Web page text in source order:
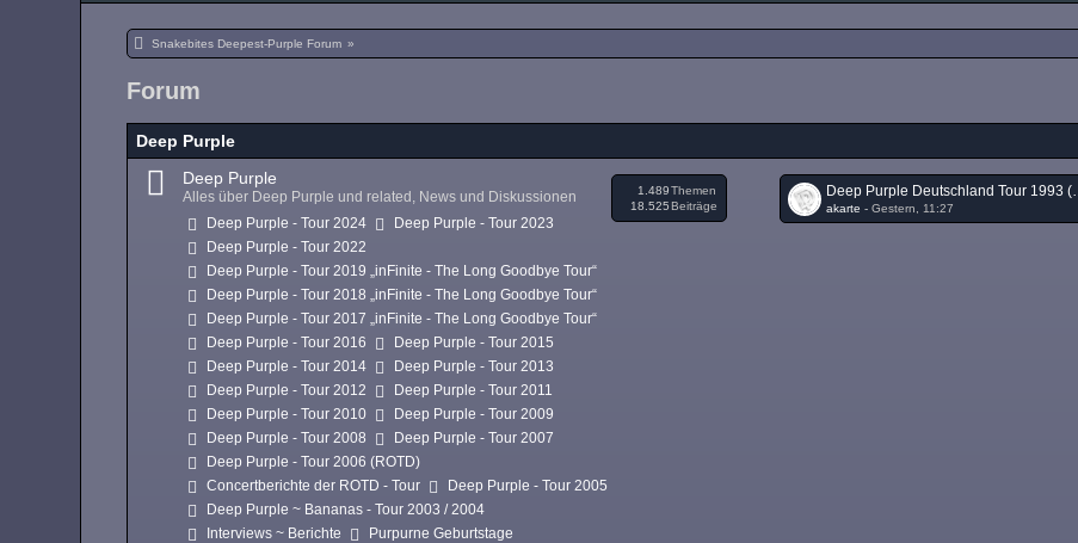
Snakebites Deepest-Purple Forum »
Forum
Deep Purple
Deep Purple
Alles über Deep Purple und related, News und Diskussionen Themen
1.489
Beiträge
18.525
Deep Purple
akarte -Gestern, 11:27
Deep Purple - Tour 2024
Deep Purple - Tour 2023
Deep Purple - Tour 2022
Deep Purple - Tour 2019 „inFinite - The Long Goodbye Tour“
Deep Purple - Tour 2018 „inFinite - The Long Goodbye Tour“
Deep Purple - Tour 2017 „inFinite - The Long Goodbye Tour“
Deep Purple - Tour 2016
Deep Purple - Tour 2015
Deep Purple - Tour 2014
Deep Purple - Tour 2013
Deep Purple - Tour 2012
Deep Purple - Tour 2011
Deep Purple - Tour 2010
Deep Purple - Tour 2009
Deep Purple - Tour 2008
Deep Purple - Tour 2007
Deep Purple - Tour 2006 (ROTD)
Concertberichte der ROTD - Tour
Deep Purple - Tour 2005
Deep Purple ~ Bananas - Tour 2003 / 2004
Interviews ~ Berichte
Purpurne Geburtstage